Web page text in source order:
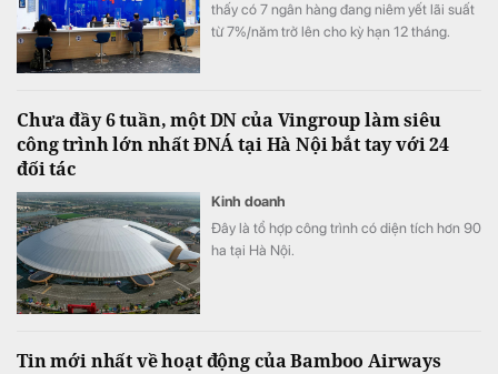
thấy có 7 ngân hàng đang niêm yết lãi suất
từ 7%/năm trở lên cho kỳ hạn 12 tháng.
Chưa đầy 6 tuần, một DN của Vingroup làm siêu
công trình lớn nhất ĐNÁ tại Hà Nội bắt tay với 24
đối tác
Kinh doanh
Đây là tổ hợp công trình có diện tích hơn 90
ha tại Hà Nội.
Tin mới nhất về hoạt động của Bamboo Airways